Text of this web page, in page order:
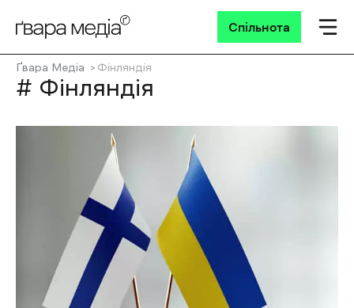
Спільнота
Ґвара Медіа Фінляндія
# Фінляндія